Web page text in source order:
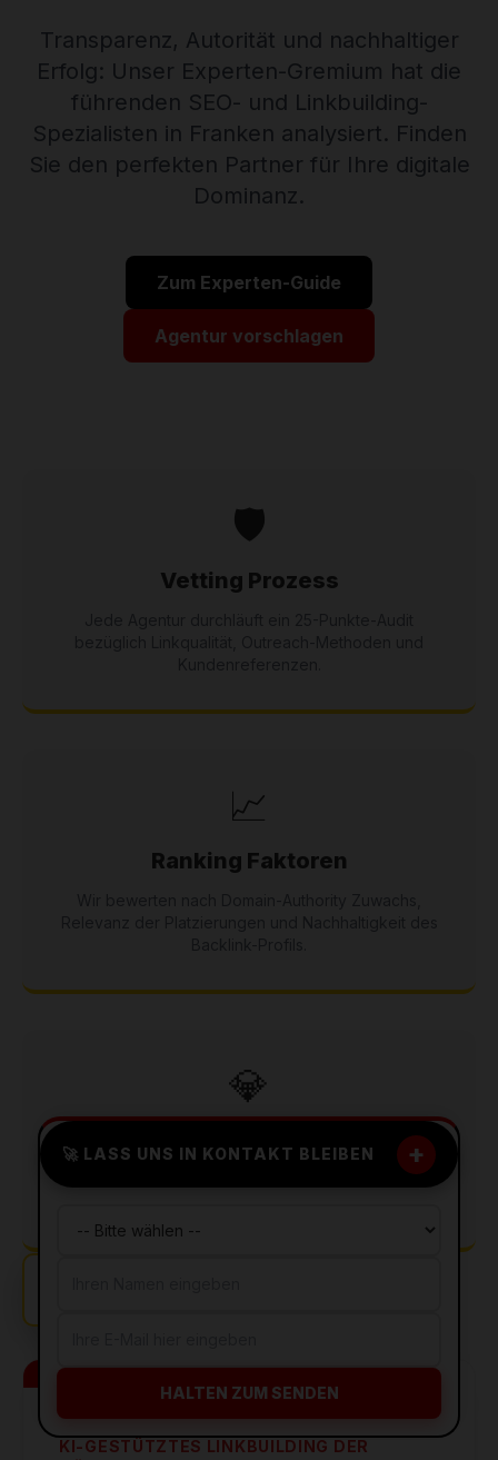
🚀 LASS UNS IN KONTAKT BLEIBEN +
HALTEN ZUM SENDEN
Transparenz, Autorität und nachhaltiger
Erfolg: Unser Experten-Gremium hat die
führenden SEO- und Linkbuilding-
Spezialisten in Franken analysiert. Finden
Sie den perfekten Partner für Ihre digitale
Dominanz.
Zum Experten-Guide
Agentur vorschlagen
🛡️
Vetting Prozess
📈
Ranking Faktoren
💎
Premium Auswahl
Nur die obersten 5% der Dienstleister in Bayern
PREMIUM PARTNER
AI SEO Search
KI-GESTÜTZTES LINKBUILDING DER